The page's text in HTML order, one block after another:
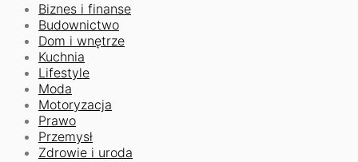
Biznes i finanse
Budownictwo
Dom i wnętrze
Kuchnia
Lifestyle
Moda
Motoryzacja
Prawo
Przemysł
Zdrowie i uroda